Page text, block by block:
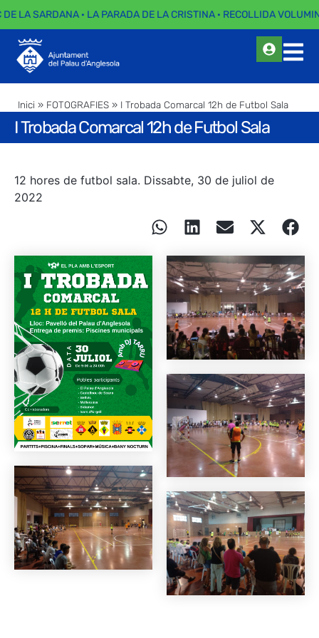
LA SARDANA · LA PARADA DE LA CRISTINA · RECOLLIDA
Inici » FOTOGRAFIES » I Trobada Comarcal 12h de Futbol Sala
I Trobada Comarcal 12h de Futbol Sala
12 hores de futbol sala. Dissabte, 30 de juliol de
2022